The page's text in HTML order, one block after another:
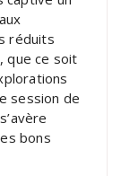
réduits
que ce soit
session de
bons